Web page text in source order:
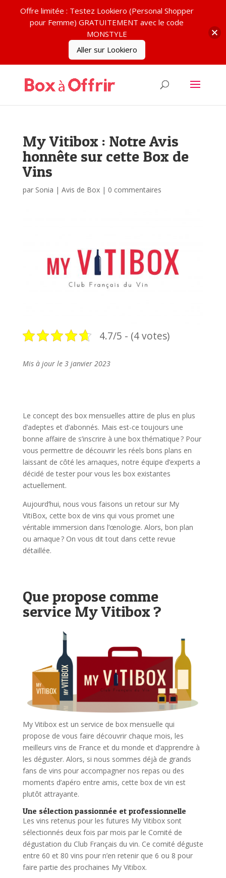
My Vitibox : Notre Avis
honnête sur cette Box de
Vins
par Sonia | Avis de Box| 0 commentaires
4.7/5 - (4 votes)
Mis à jour le 3 janvier 2023
Le concept des box mensuelles attire de plus en plus
d’adeptes et d’abonnés. Mais est-ce toujours une
bonne affaire de s’inscrire à une box thématique ? Pour
vous permettre de découvrir les réels bons plans en
laissant de côté les arnaques, notre équipe d’experts a
décidé de tester pour vous les box existantes
actuellement.
Aujourd’hui, nous vous faisons un retour sur My
VitiBox, cette box de vins qui vous promet une
véritable immersion dans l’œnologie. Alors, bon plan
ou arnaque ? On vous dit tout dans cette revue
détaillée.
Que propose comme
service My Vitibox ?
My Vitibox est un service de box mensuelle qui
propose de vous faire découvrir chaque mois, les
meilleurs vins de France et du monde et d’apprendre à
les déguster. Alors, si nous sommes déjà de grands
fans de vins pour accompagner nos repas ou des
moments d’apéro entre amis, cette box de vin est
plutôt attrayante.
Une sélection passionnée et professionnelle
Les vins retenus pour les futures My Vitibox sont
sélectionnés deux fois par mois par le Comité de
dégustation du Club Français du vin. Ce comité déguste
entre 60 et 80 vins pour n’en retenir que 6 ou 8 pour
faire partie des prochaines My Vitibox.
Offre limitée : Testez Lookiero (Personal Shopper
pour Femme) GRATUITEMENT avec le code
MONSTYLE
Aller sur Lookiero